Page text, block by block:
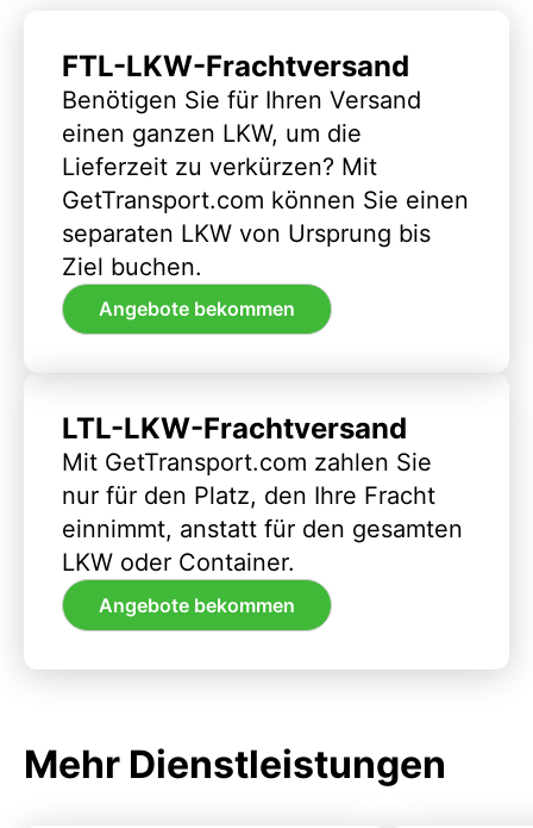
FTL-LKW-Frachtversand
Benötigen Sie für Ihren Versand
einen ganzen LKW, um die
Lieferzeit zu verkürzen? Mit
GetTransport.com können Sie einen
separaten LKW von Ursprung bis
Ziel buchen.
Angebote bekommen
LTL-LKW-Frachtversand
Mit GetTransport.com zahlen Sie
nur für den Platz, den Ihre Fracht
einnimmt, anstatt für den gesamten
LKW oder Container.
Angebote bekommen
Mehr Dienstleistungen